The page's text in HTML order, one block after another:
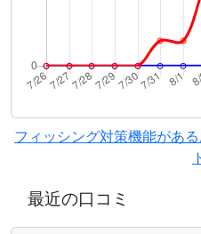
フィッシング対策機能があ
最近の口コミ